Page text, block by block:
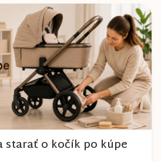
starať o kočík po kúpe